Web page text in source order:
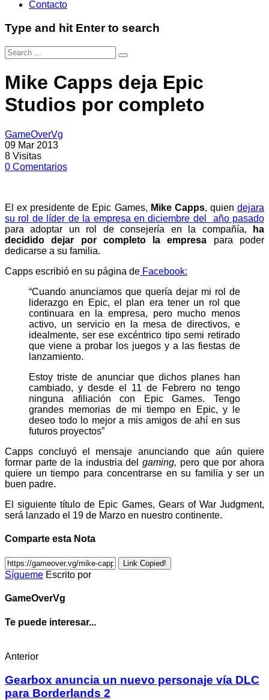
Contacto
Type and hit Enter to search
Mike Capps deja Epic
Studios por completo
GameOverVg
09 Mar 2013
8 Visitas
0 Comentarios
El ex presidente de Epic Games, Mike Capps, quiendejara
su rol de líder de la empresa en diciembre del año pasado
para adoptar un rol de consejería en la compañía,
ha
decidido dejar por completo la empresa para poder
dedicarse a su familia.
Capps escribió en su página de Facebook:
“Cuando anunciamos que quería dejar mi rol de
liderazgo en Epic, el plan era tener un rol que
continuara en la empresa, pero mucho menos
activo, un servicio en la mesa de directivos, e
idealmente, ser ese excéntrico tipo semi retirado
que viene a probar los juegos y a las fiestas de
lanzamiento.
Estoy triste de anunciar que dichos planes han
cambiado, y desde el 11 de Febrero no tengo
ninguna afiliación con Epic Games. Tengo
grandes memorias de mi tiempo en Epic, y le
deseo todo lo mejor a mis amigos de ahí en sus
futuros proyectos”
Capps concluyó el mensaje anunciando que aún quiere
formar parte de la industria del gaming, pero que por ahora
quiere un tiempo para concentrarse en su familia y ser un
buen padre.
El siguiente título de Epic Games, Gears of War Judgment,
será lanzado el 19 de Marzo en nuestro continente.
Comparte esta Nota
Link Copied!
Sígueme Escrito por
GameOverVg
Te puede interesar...
Anterior
Gearbox anuncia un nuevo personaje vía DLC
para Borderlands 2